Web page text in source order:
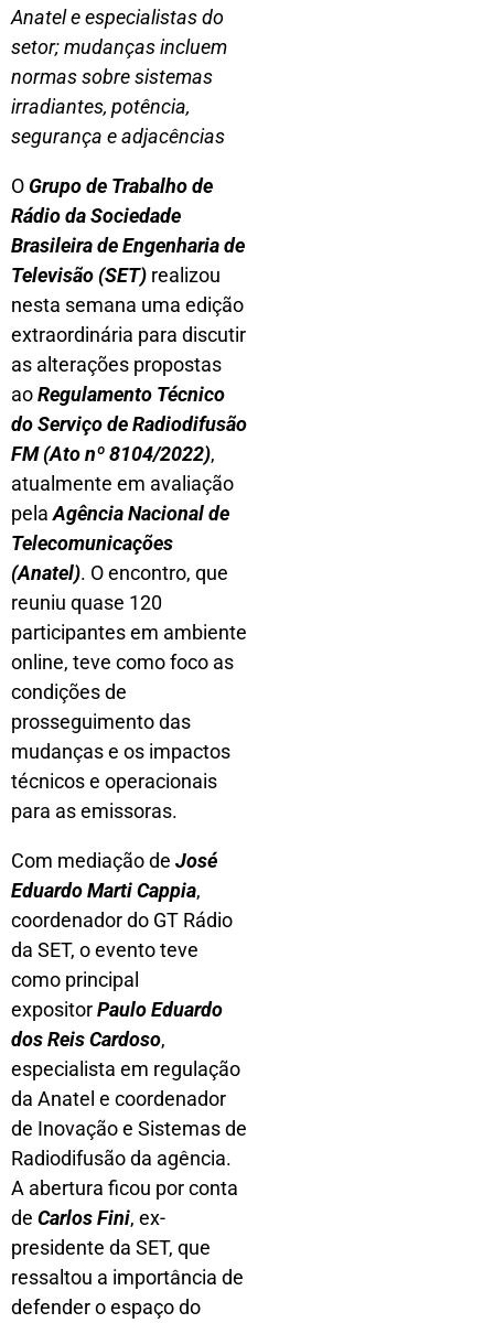
Anatel e especialistas do
setor; mudanças incluem
normas sobre sistemas
irradiantes, potência,
segurança e adjacências
O Grupo de Trabalho de
Rádio da Sociedade
Brasileira de Engenharia de
Televisão (SET) realizou
nesta semana uma edição
extraordinária para discutir
as alterações propostas
aoRegulamento Técnico
do Serviço de Radiodifusão
FM (Ato nº 8104/2022),
atualmente em avaliação
pelaAgência Nacional de
Telecomunicações
(Anatel). O encontro, que
reuniu quase 120
participantes em ambiente
online, teve como foco as
condições de
prosseguimento das
mudanças e os impactos
técnicos e operacionais
para as emissoras.
Com mediação de José
Eduardo Marti Cappia,
coordenador do GT Rádio
da SET, o evento teve
como principal
expositorPaulo Eduardo
dos Reis Cardoso,
especialista em regulação
da Anatel e coordenador
de Inovação e Sistemas de
Radiodifusão da agência.
A abertura ficou por conta
de Carlos Fini, ex-
presidente da SET, que
ressaltou a importância de
defender o espaço do